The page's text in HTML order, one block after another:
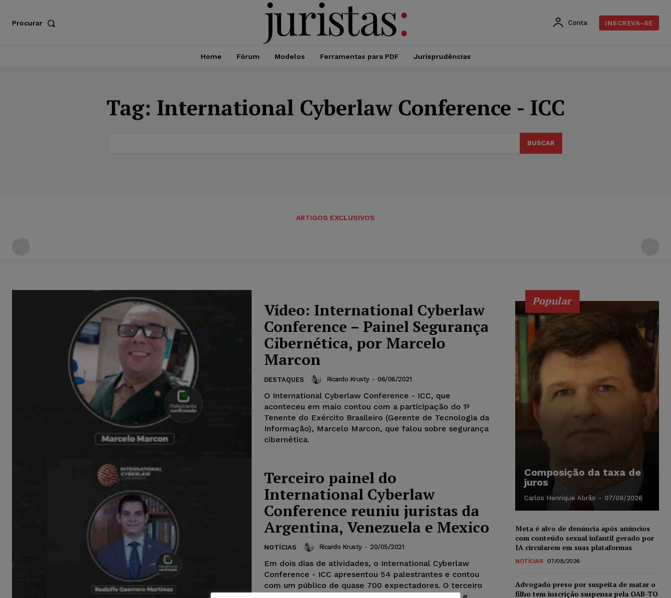
Procurar Conta INSCREVA-SE
Home Fórum Modelos Ferramentas para PDF Jurisprudências
Tag: International Cyberlaw Conference - ICC
BUSCAR
ARTIGOS EXCLUSIVOS
Vídeo: International Cyberlaw
Conference – Painel Segurança
Cibernética, por Marcelo
Marcon
DESTAQUES Ricardo Krusty - 06/06/2021
O International Cyberlaw Conference - ICC, que
aconteceu em maio contou com a participação do 1º
Tenente do Exército Brasileiro (Gerente de Tecnologia da
Informação), Marcelo Marcon, que falou sobre segurança
cibernética.
Terceiro painel do
International Cyberlaw
Conference reuniu juristas da
Argentina, Venezuela e Mexico
NOTÍCIAS Ricardo Krusty - 20/05/2021
Em dois dias de atividades, o International Cyberlaw
Conference - ICC apresentou 54 palestrantes e contou
com um público de quase 700 expectadores. O terceiro
Popular
Composição da taxa de
juros
Carlos Henrique Abrão - 07/08/2026
Meta é alvo de denúncia após anúncios
com conteúdo sexual infantil gerado por
IA circularem em suas plataformas
NOTÍCIAS 07/08/2026
Advogado preso por suspeita de matar o
filho tem inscrição suspensa pela OAB-TO